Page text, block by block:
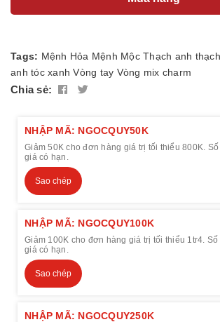
Tags: Mệnh Hỏa Mệnh Mộc Thạch anh
anh tóc xanh Vòng tay Vòng mix charm
Chia sẻ:
NHẬP MÃ: NGOCQUY50K
Giảm 50K cho đơn hàng giá trị tối thiểu 800K.
giá có hạn.
Sao chép
NHẬP MÃ: NGOCQUY100K
Giảm 100K cho đơn hàng giá trị tối thiểu 1tr4.
giá có hạn.
Sao chép
NHẬP MÃ: NGOCQUY250K